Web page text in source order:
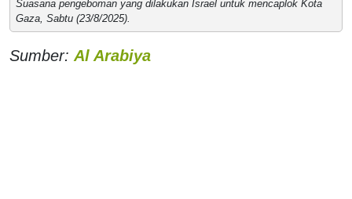
Suasana pengeboman yang dilakukan Israel untuk mencaplok Kota
Gaza, Sabtu (23/8/2025).
Sumber: Al Arabiya